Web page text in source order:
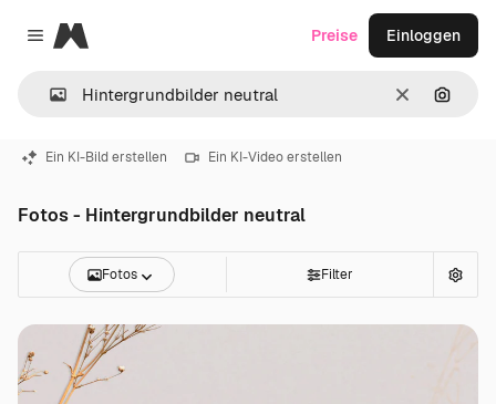
Close menu
Magnific
LöschenNach
Preise Einloggen
Ein KI-Bild erstellen Ein KI-Video erstellen
Fotos - Hintergrundbilder neutral
Fotos Filter